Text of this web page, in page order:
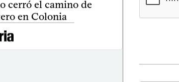
cerró el camino de
en Colonia